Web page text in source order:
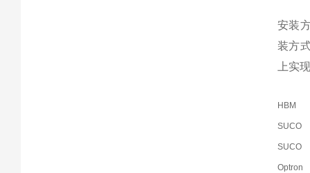
安装
装方
上实
HBM
SUCO
SUCO
Optron